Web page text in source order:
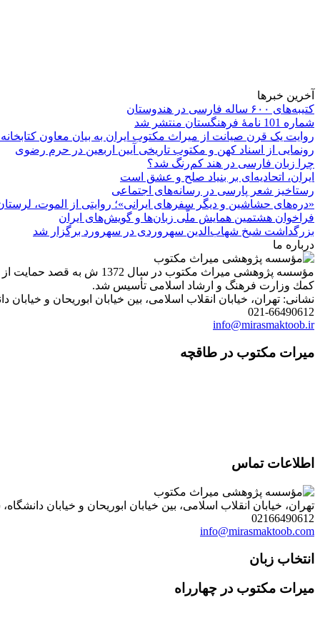
آخرین خبرها
کتیبه‌های ۶۰۰ ساله فارسی در هندوستان
شماره 101 نامۀ فرهنگستان منتشر شد
روایت یک قرن صیانت از میراث مکتوب ایران به بیان معاون
رونمایی از اسناد کهن و مکتوب تاریخی آیین اربعین در حرم رضوی
چرا زبان فارسی در هند کم‌رنگ شد؟
ایران، اتحادیه‌ای بر بنیاد صلح و عشق است
رستاخیز شعر پارسی در رسانه‌های اجتماعی
«دره‌های حشاشین و دیگر سفرهای ایرانی»؛ روایتی از الموت، لرستان
فراخوان هشتمین همایش ملّی زبان‌ها و گویش‌های ایران
بزرگداشت شیخ شهاب‌الدین سهروردی در سهرورد برگزار شد
درباره ما
مؤسسه پژوهشی میراث
كمك وزارت فرهنگ و ارشاد اسلامی تأسیس شد.
نشانی: تهران، خیابان انقلاب اسلامی، بین خیابان ابوریحان و خیابان دانشگاه، شمارۀ 1182
021-66490612
info@mirasmaktoob.ir
میرات مکتوب در طاقچه
اطلاعات تماس
تهران، خیابان انقلاب اسلامی، بین خیابان ابوریحان و خیابان دانشگاه، شمارۀ 1182 (ساختمان فروردین)، طبقۀ دوم، واحد 8 ، روابط عمومی مؤسسه پژوهی میراث مکتوب؛
02166490612
info@mirasmaktoob.com
انتخاب زبان
میرات مکتوب در چهارراه